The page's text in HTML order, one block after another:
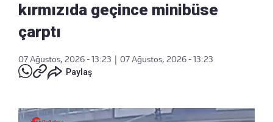
kırmızıda geçince minibüse
çarptı
07 Ağustos, 2026 - 13:23
07 Ağustos, 2026 - 13:23
Paylaş